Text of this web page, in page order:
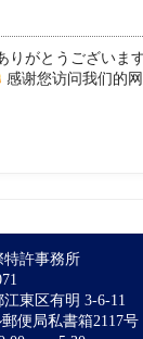
りがとうございま
感谢您访问我们的
特許事務所
東区有明 3-6-11
便局私書箱2117号